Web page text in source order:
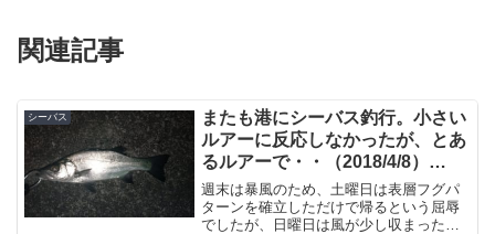
関連記事
シーバス
またも港にシーバス釣行。小さい
ルアーに反応しなかったが、とあ
るルアーで・・（2018/4/8）
【2018年4月釣行】
週末は暴風のため、土曜日は表層フグパ
ターンを確立しただけで帰るという屈辱
でしたが、日曜日は風が少し収まったの